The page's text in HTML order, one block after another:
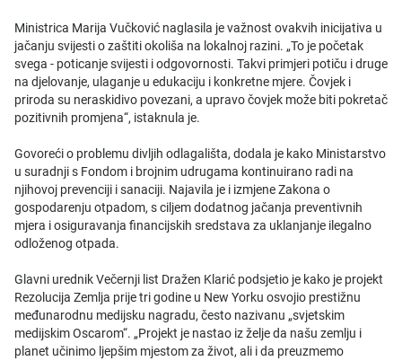
Ministrica Marija Vučković naglasila je važnost ovakvih inicijativa u
jačanju svijesti o zaštiti okoliša na lokalnoj razini. „To je početak
svega - poticanje svijesti i odgovornosti. Takvi primjeri potiču i druge
na djelovanje, ulaganje u edukaciju i konkretne mjere. Čovjek i
priroda su neraskidivo povezani, a upravo čovjek može biti pokretač
pozitivnih promjena“, istaknula je.
Govoreći o problemu divljih odlagališta, dodala je kako Ministarstvo
u suradnji s Fondom i brojnim udrugama kontinuirano radi na
njihovoj prevenciji i sanaciji. Najavila je i izmjene Zakona o
gospodarenju otpadom, s ciljem dodatnog jačanja preventivnih
mjera i osiguravanja financijskih sredstava za uklanjanje ilegalno
odloženog otpada.
Glavni urednik Večernji list Dražen Klarić podsjetio je kako je projekt
Rezolucija Zemlja prije tri godine u New Yorku osvojio prestižnu
međunarodnu medijsku nagradu, često nazivanu „svjetskim
medijskim Oscarom“. „Projekt je nastao iz želje da našu zemlju i
planet učinimo ljepšim mjestom za život, ali i da preuzmemo